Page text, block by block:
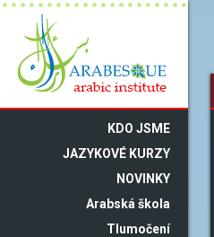
KDO JSME
JAZYKOVÉ KURZY
NOVINKY
Arabská škola
Tlumočení